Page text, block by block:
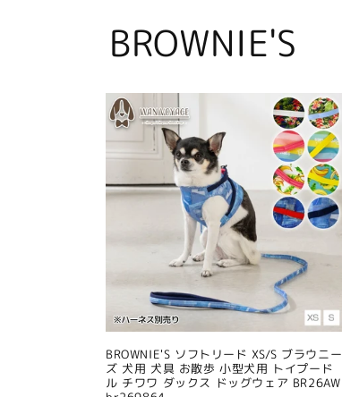
BROWNIE'S
BROWNIE'S ソフトリード XS/S ブラウニー
ズ 犬用 犬具 お散歩 小型犬用 トイプード
ル チワワ ダックス ドッグウェア BR26AW